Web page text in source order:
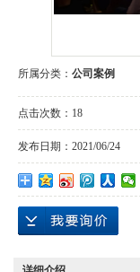
所属分类： 公司案例
点击次数： 18
发布日期： 2021/06/24